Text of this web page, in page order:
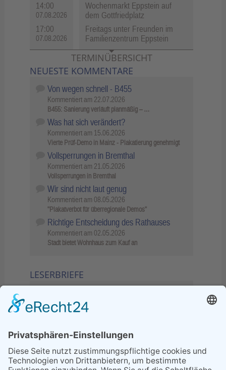
14:00
07.08.2026
Wochenmarkt Eppstein auf
dem Gottfriedplatz
17:00
07.08.2026
Freitags unter Freunden im
Familienzentrum Eppstein
TERMINÜBERSICHT
NEUESTE KOMMENTARE
Von wegen schnell - B455
Kommentiert am 22.07.2026
B455: Sanierung verläuft planmäßig – …
Was hat sich verändert?
Kommentiert am 15.06.2026
Vierte Prüf-Demo in Mainz - Plakatierung genehmigt
Vollsperrungen in Bremthal
Kommentiert am 21.05.2026
Vollsperrungen in Bremthal
Wir sind nicht laut genug
Kommentiert am 08.05.2026
"Plakatverbot für überregionale Demos"
Richtige Entscheidung des Rathauses
Kommentiert am 02.05.2026
Stadt bietet Wohnhaus zum Kauf an
LESERBRIEFE
Sperrung B455: Kleiner
Grenzverkehr statt weite Wege
21.04.2026
Wenn Bahn-Computer nicht
miteinander kommunizieren
11.03.2026